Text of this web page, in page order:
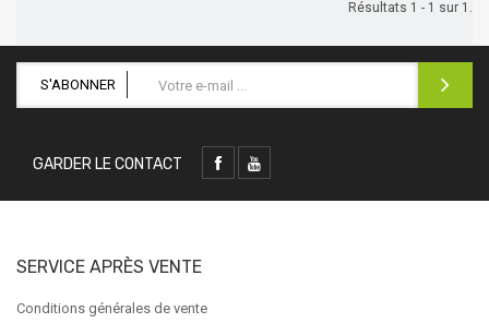
Résultats 1 - 1 sur 1.
S'ABONNER
GARDER LE CONTACT
SERVICE APRÈS VENTE
Conditions générales de vente